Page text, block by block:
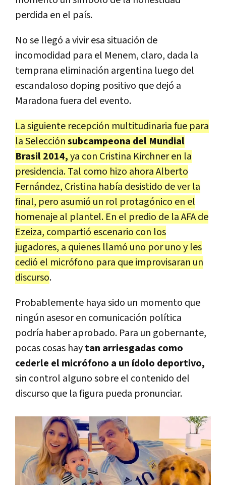
perdida en el país.
No se llegó a vivir esa situación de
incomodidad para el Menem, claro, dada la
temprana eliminación argentina luego del
escandaloso doping positivo que dejó a
Maradona fuera del evento.
La siguiente recepción multitudinaria fue para
la Selecciónsubcampeona del Mundial
Brasil 2014,ya con Cristina Kirchner en la
presidencia. Tal como hizo ahora Alberto
Fernández, Cristina había desistido de ver la
final, pero asumió un rol protagónico en el
homenaje al plantel. En el predio de la AFA de
Ezeiza, compartió escenario con los
jugadores, a quienes llamó uno por uno y les
cedió el micrófono para que improvisaran un
discurso.
Probablemente haya sido un momento que
ningún asesor en comunicación política
podría haber aprobado. Para un gobernante,
pocas cosas haytan arriesgadas como
cederle el micrófono a un ídolo deportivo,
sin control alguno sobre el contenido del
discurso que la figura pueda pronunciar.